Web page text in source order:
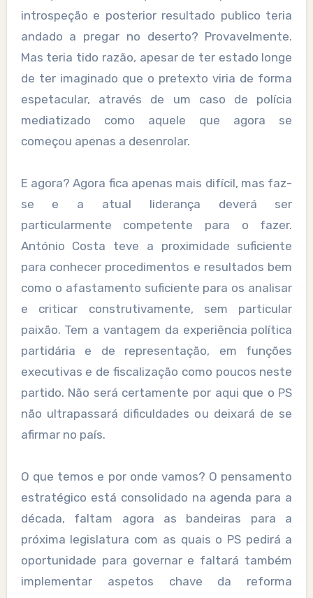
introspeção e posterior resultado publico teria
andado a pregar no deserto? Provavelmente.
Mas teria tido razão, apesar de ter estado longe
de ter imaginado que o pretexto viria de forma
espetacular, através de um caso de polícia
mediatizado como aquele que agora se
começou apenas a desenrolar.
E agora? Agora fica apenas mais difícil, mas faz-
se e a atual liderança deverá ser
particularmente competente para o fazer.
António Costa teve a proximidade suficiente
para conhecer procedimentos e resultados bem
como o afastamento suficiente para os analisar
e criticar construtivamente, sem particular
paixão. Tem a vantagem da experiência política
partidária e de representação, em funções
executivas e de fiscalização como poucos neste
partido. Não será certamente por aqui que o PS
não ultrapassará dificuldades ou deixará de se
afirmar no país.
O que temos e por onde vamos? O pensamento
estratégico está consolidado na agenda para a
década, faltam agora as bandeiras para a
próxima legislatura com as quais o PS pedirá a
oportunidade para governar e faltará também
implementar aspetos chave da reforma